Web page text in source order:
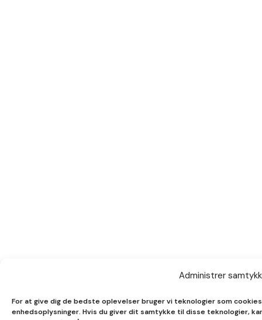
Administrer
For at give dig de bedste oplevelser bruger vi teknologier som
enhedsoplysninger. Hvis du giver dit samtykke til disse teknologier,